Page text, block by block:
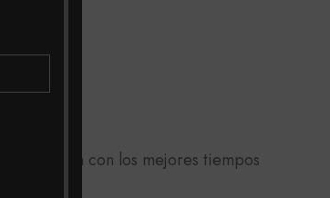
Colombia con los mejores tiempos